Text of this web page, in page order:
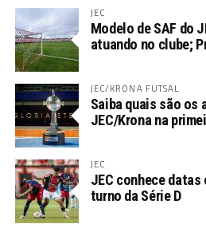
JEC
Modelo de SAF do
atuando no clube;
JEC/KRONA FUTSAL
Saiba quais são os
JEC/Krona na
JEC
JEC conhece
turno da Série D